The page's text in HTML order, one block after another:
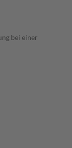
bei einer